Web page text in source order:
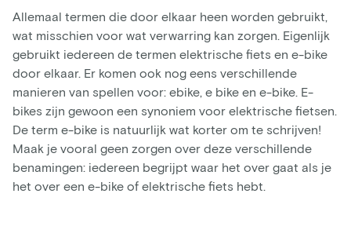
Allemaal termen die door elkaar heen worden gebruikt,
wat misschien voor wat verwarring kan zorgen. Eigenlijk
gebruikt iedereen de termen elektrische fiets en e-bike
door elkaar. Er komen ook nog eens verschillende
manieren van spellen voor: ebike, e bike en e-bike. E-
bikes zijn gewoon een synoniem voor elektrische fietsen.
De term e-bike is natuurlijk wat korter om te schrijven!
Maak je vooral geen zorgen over deze verschillende
benamingen: iedereen begrijpt waar het over gaat als je
het over een e-bike of elektrische fiets hebt.